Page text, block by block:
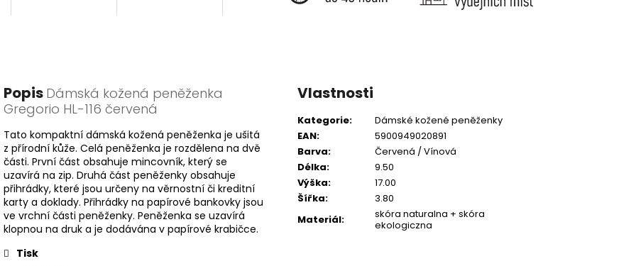
Popis Dámská kožená peněženka
Gregorio HL-116 červená
Tato kompaktní dámská kožená peněženka je ušitá
z přírodní kůže. Celá peněženka je rozdělena na dvě
části. První část obsahuje mincovník, který se
uzavírá na zip. Druhá část peněženky obsahuje
přihrádky, které jsou určeny na věrnostní či kreditní
karty a doklady. Přihrádky na papírové bankovky jsou
ve vrchní části peněženky. Peněženka se uzavírá
klopnou na druk a je dodávána v papírové krabičce.
Tisk
Vlastnosti
Kategorie:
Dámské kožené peněženky
EAN:
5900949020891
Barva:
Červená / Vínová
Délka:
9.50
Výška:
17.00
Šířka:
3.80
Materiál:
skóra naturalna + skóra
ekologiczna